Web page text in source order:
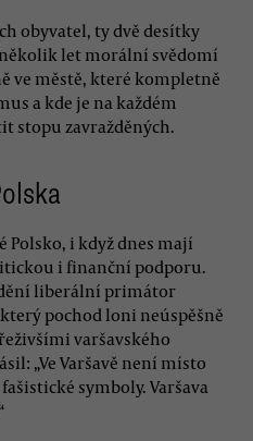
obyvatel, ty dvě desítky
let morální svědomí
ve městě, které kompletně
a kde je na každém
stopu zavražděných.
Polsko, i když dnes mají
i finanční podporu.
liberální primátor
který pochod loni neúspěšně
varšavského
„Ve Varšavě není místo
symboly. Varšava